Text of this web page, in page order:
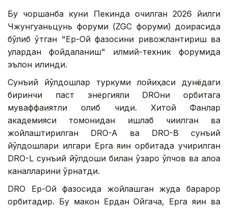
Бу чоршанба куни Пекинда очилган 2026 йилги
Чжунгуаньцунь форуми (ZGC форуми) доирасида
бўлиб ўтган "Ер-Ой фазосини ривожлантириш ва
улардан фойдаланиш" илмий-техник форумида
эълон қилинди.
Сунъий йўлдошлар туркуми лойиҳаси дунёдаги
биринчи паст энергияли DROни орбитага
муваффақиятли олиб чиқди. Хитой Фанлар
академияси томонидан ишлаб чиқилган ва
жойлаштирилган DRO-A ва DRO-B сунъий
йўлдошлари илгари Ерга яқин орбитада учирилган
DRO-L сунъий йўлдоши билан ўзаро ўлчов ва алоқа
каналларини ўрнатди.
DRO Ер-Ой фазосида жойлашган жуда барқарор
орбитадир. Бу макон Ердан Ойгача, Ерга яқин ва